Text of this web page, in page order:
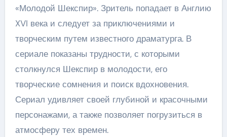
«Молодой Шекспир». Зритель попадает в Англию
XVI века и следует за приключениями и
творческим путем известного драматурга. В
сериале показаны трудности, с которыми
столкнулся Шекспир в молодости, его
творческие сомнения и поиск вдохновения.
Сериал удивляет своей глубиной и красочными
персонажами, а также позволяет погрузиться в
атмосферу тех времен.